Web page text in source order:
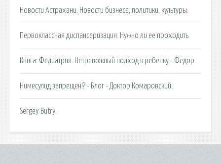
Новости Астрахани. Новости бизнеса, политики, культуры.
Первоклассная диспансеризация. Нужно ли ее проходить.
Книга: Федиатрия. Нетревожный подход к ребенку - Федор.
Нимесулид запрещен!? - Блог - Доктор Комаровский.
Sergey Butry.